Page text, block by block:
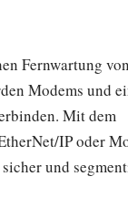
Fernwartung von
Modems und
Mit dem
IP oder
und